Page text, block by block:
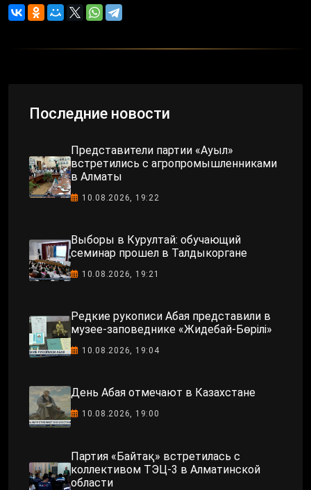
Последние новости
Представители партии «Ауыл»
встретились с агропромышленниками
в Алматы
10.08.2026, 19:22
Выборы в Курултай: обучающий
семинар прошел в Талдыкоргане
10.08.2026, 19:21
Редкие рукописи Абая представили в
музее-заповеднике «Жидебай-Бөрілі»
10.08.2026, 19:04
День Абая отмечают в Казахстане
10.08.2026, 19:00
Партия «Байтақ» встретилась с
коллективом ТЭЦ-3 в Алматинской
области